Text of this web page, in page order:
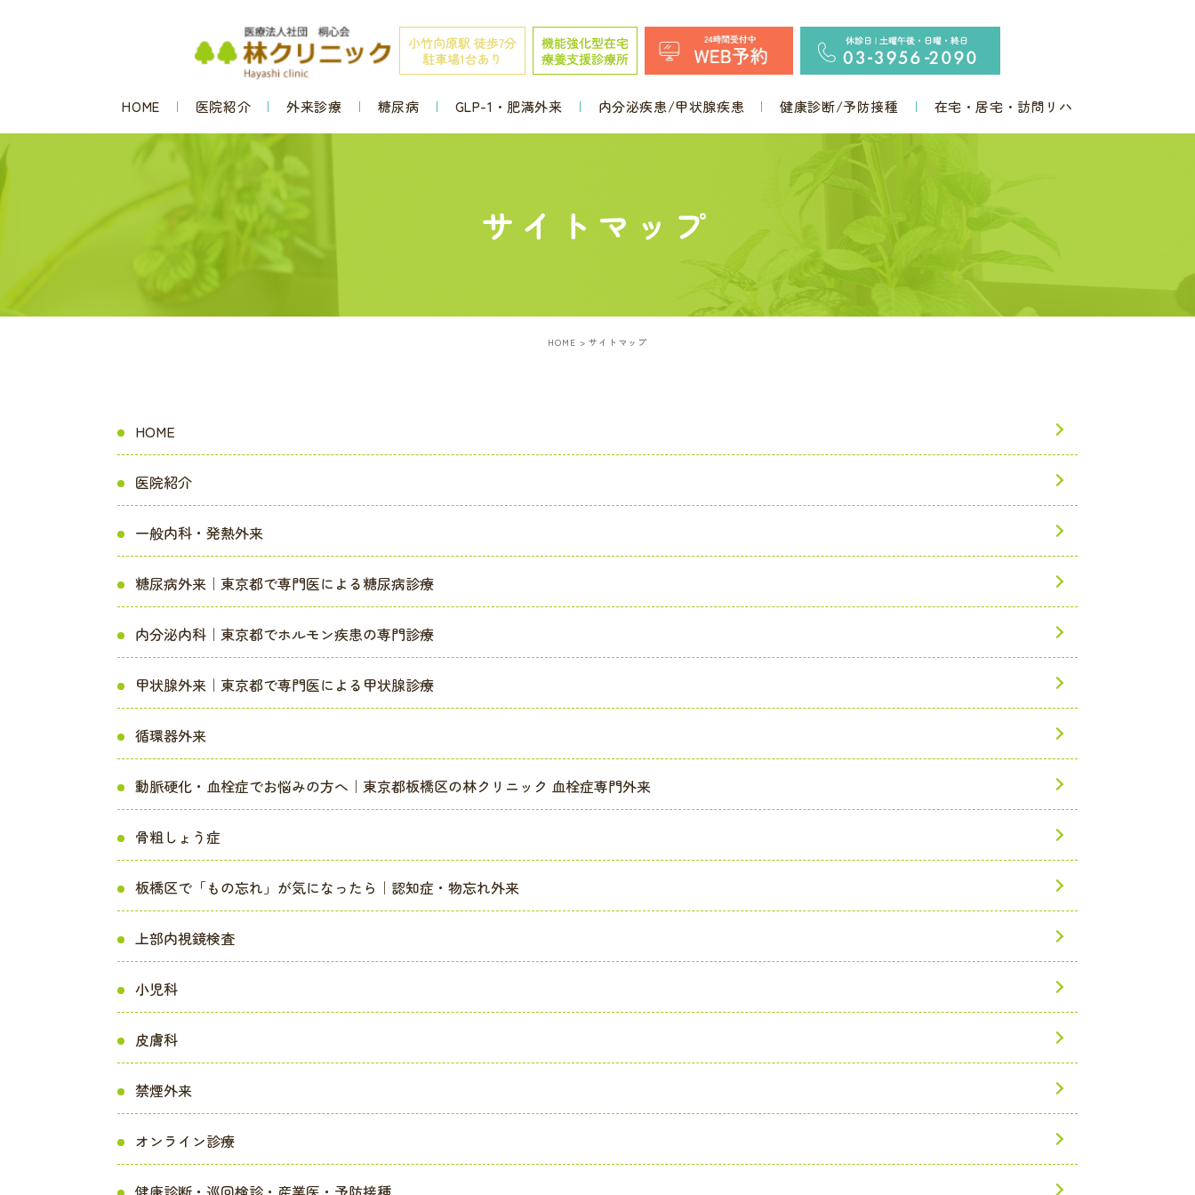
HOME 医院紹介 外来診療 糖尿病 GLP-1・肥満外来 内分泌疾患/甲状腺疾患 健康診断/予防接種 在宅・居宅・訪問リハ
サイトマップ
HOME サイトマップ
HOME
医院紹介
一般内科・発熱外来
糖尿病外来｜東京都で専門医による糖尿病診療
内分泌内科｜東京都でホルモン疾患の専門診療
甲状腺外来｜東京都で専門医による甲状腺診療
循環器外来
動脈硬化・血栓症でお悩みの方へ｜東京都板橋区の林クリニック 血栓症専門外来
骨粗しょう症
板橋区で「もの忘れ」が気になったら｜認知症・物忘れ外来
上部内視鏡検査
小児科
皮膚科
禁煙外来
オンライン診療